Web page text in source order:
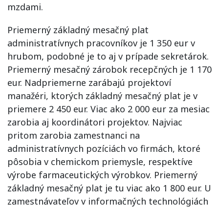
mzdami.
Priemerný základný mesačný plat
administratívnych pracovníkov je 1 350 eur v
hrubom, podobné je to aj v prípade sekretárok.
Priemerný mesačný zárobok recepčných je 1 170
eur. Nadpriemerne zarábajú projektoví
manažéri, ktorých základný mesačný plat je v
priemere 2 450 eur. Viac ako 2 000 eur za mesiac
zarobia aj koordinátori projektov. Najviac
pritom zarobia zamestnanci na
administratívnych pozíciách vo firmách, ktoré
pôsobia v chemickom priemysle, respektíve
výrobe farmaceutických výrobkov. Priemerný
základný mesačný plat je tu viac ako 1 800 eur. U
zamestnávateľov v informačných technológiách